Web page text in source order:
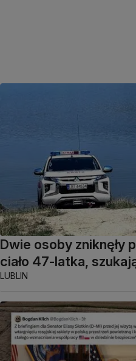
Dwie osoby zniknęły
ciało 47-latka,
LUBLIN